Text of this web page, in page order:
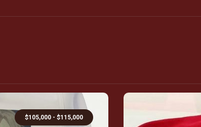
$105,000 - $115,000